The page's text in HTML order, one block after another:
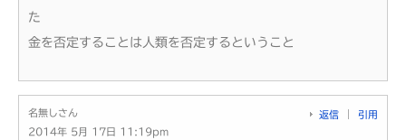
た
金を否定することは人類を否定するということ
名無しさん
2014年 5月 17日 11:19pm
返信 引用